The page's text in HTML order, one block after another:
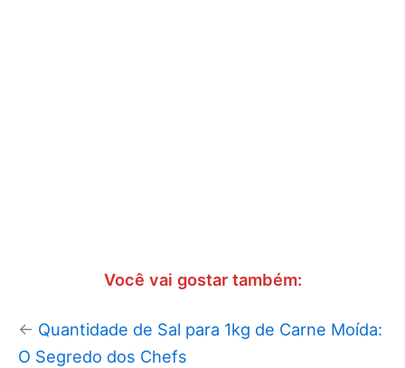
Você vai gostar também:
← Quantidade de Sal para 1kg de Carne Moída:
O Segredo dos Chefs